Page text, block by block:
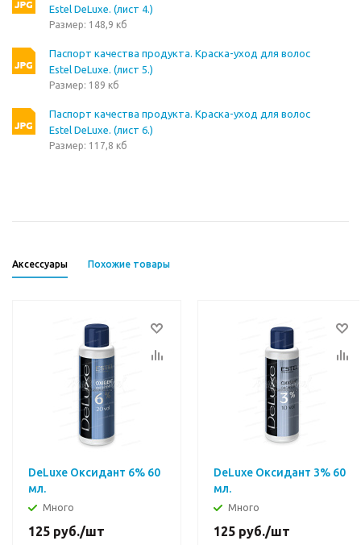
Estel DeLuxe. (лист 4.)
Размер: 148,9 кб
Паспорт качества продукта. Краска-уход для волос
Estel DeLuxe. (лист 5.)
Размер: 189 кб
Паспорт качества продукта. Краска-уход для волос
Estel DeLuxe. (лист 6.)
Размер: 117,8 кб
Аксессуары Похожие товары
DeLuxe Оксидант 6% 60
мл.
Много
125 руб./шт
DeLuxe Оксидант 3% 60
мл.
Много
125 руб./шт